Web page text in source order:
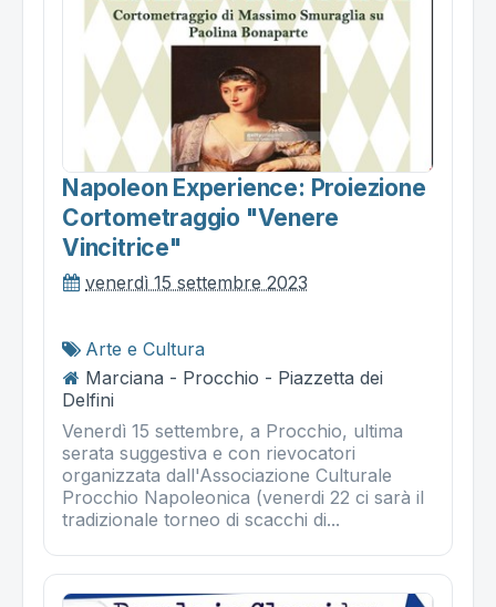
Napoleon Experience: Proiezione
Cortometraggio "venere
Vincitrice"
venerdì 15 settembre 2023
Arte e Cultura
Marciana - Procchio - Piazzetta dei
Delfini
Venerdì 15 settembre, a Procchio, ultima
serata suggestiva e con rievocatori
organizzata dall'Associazione Culturale
Procchio Napoleonica (venerdi 22 ci sarà il
tradizionale torneo di scacchi di...